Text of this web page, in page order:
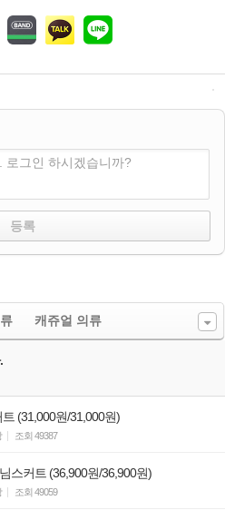
로그인 하시겠습니까?
캐쥬얼 의류
(31,000원/31,000원)
조회 49387
스커트 (36,900원/36,900원)
조회 49059